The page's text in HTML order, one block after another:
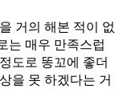
거의 해본 적이 없
는 매우 만족스럽
도로 똥꼬에 좋더
을 못 하겠다는 거